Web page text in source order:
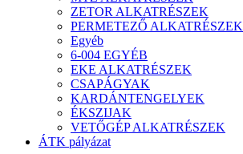
ZETOR ALKATRÉSZEK
PERMETEZŐ ALKATRÉSZEK
Egyéb
6-004 EGYÉB
EKE ALKATRÉSZEK
CSAPÁGYAK
KARDÁNTENGELYEK
ÉKSZIJAK
VETŐGÉP ALKATRÉSZEK
ÁTK pályázat